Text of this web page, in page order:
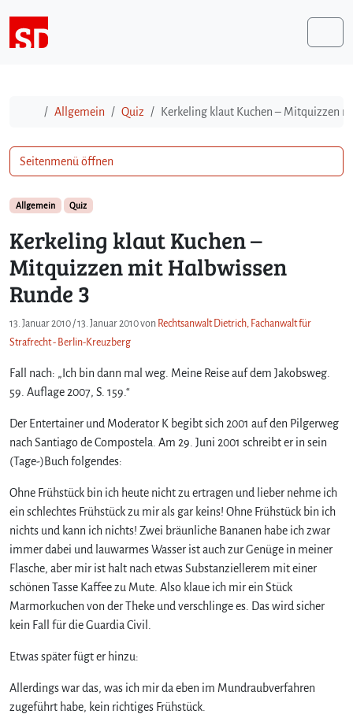
StartAllgemein Quiz Kerkeling klaut Kuchen – Mitquizzen
Allgemein Quiz
Kerkeling klaut Kuchen –
Mitquizzen mit Halbwissen
Runde 3
13. Januar 2010 /13. Januar 2010von Rechtsanwalt Dietrich, Fachanwalt für
Strafrecht - Berlin-Kreuzberg
Fall nach: „Ich bin dann mal weg. Meine Reise auf dem Jakobsweg.
59. Auflage 2007, S. 159.“
Der Entertainer und Moderator K begibt sich 2001 auf den Pilgerweg
nach Santiago de Compostela. Am 29. Juni 2001 schreibt er in sein
(Tage-)Buch folgendes:
Ohne Frühstück bin ich heute nicht zu ertragen und lieber nehme ich
ein schlechtes Frühstück zu mir als gar keins! Ohne Frühstück bin ich
nichts und kann ich nichts! Zwei bräunliche Bananen habe ich zwar
immer dabei und lauwarmes Wasser ist auch zur Genüge in meiner
Flasche, aber mir ist halt nach etwas Substanziellerem mit einer
schönen Tasse Kaffee zu Mute. Also klaue ich mir ein Stück
Marmorkuchen von der Theke und verschlinge es. Das wird sicher
kein Fall für die Guardia Civil.
Etwas später fügt er hinzu:
Allerdings war das, was ich mir da eben im Mundraubverfahren
zugeführt habe, kein richtiges Frühstück.
Seitenmenü öffnen